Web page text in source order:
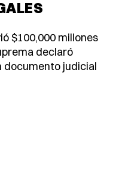
$100,000 millones
declaró
documento judicial